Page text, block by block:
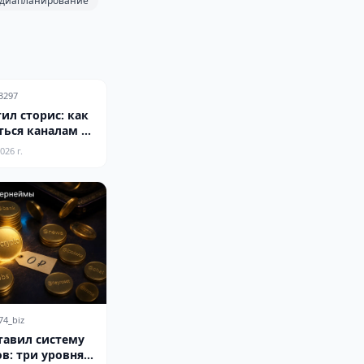
сторис: как
каналам к
г.
систему
три уровня